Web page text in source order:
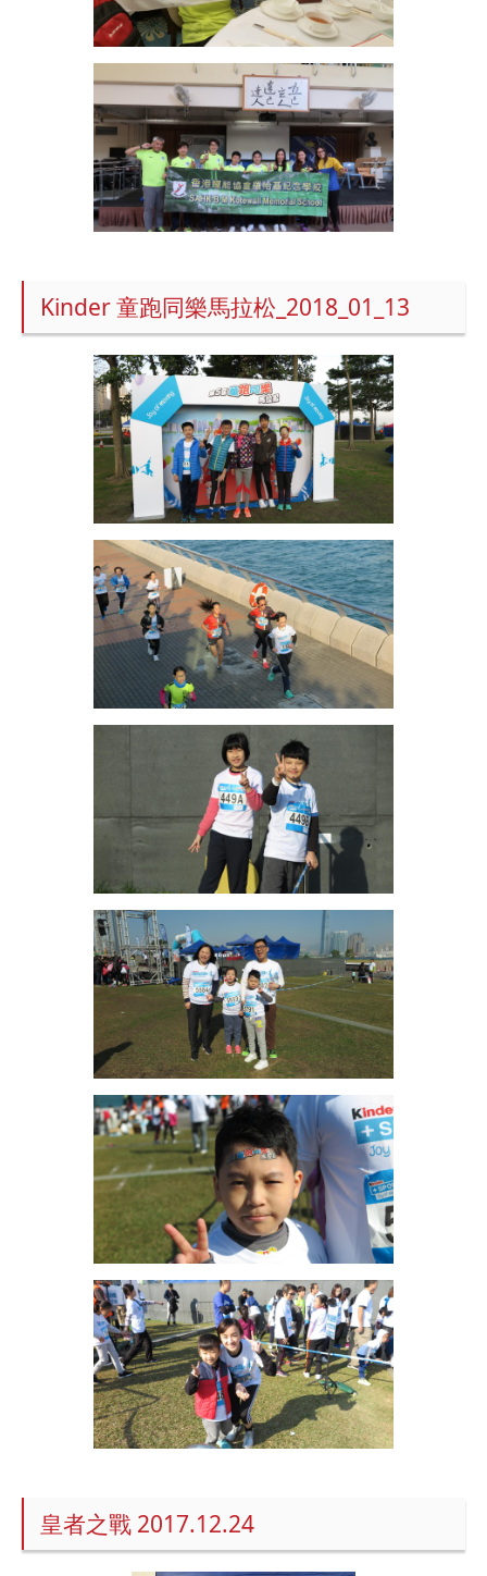
Kinder 童跑同樂馬拉松_2018_01_13
皇者之戰 2017.12.24